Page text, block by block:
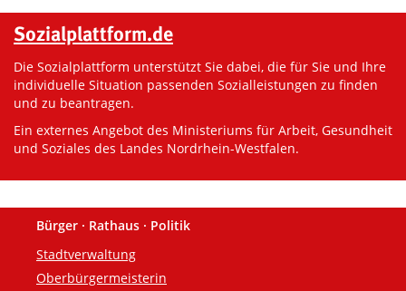
Sozialplattform.de
Die Sozialplattform unterstützt Sie dabei, die für Sie und Ihre
individuelle Situation passenden Sozialleistungen zu finden
und zu beantragen.
Ein externes Angebot des Ministeriums für Arbeit, Gesundheit
und Soziales des Landes Nordrhein-Westfalen.
Fußzeile
Bürger · Rathaus · Politik
Stadtverwaltung
Oberbürgermeisterin